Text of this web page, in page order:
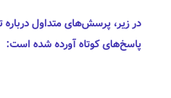
در زیر، پرسش‌های متداول درباره
پاسخ‌های کوتاه آورده شده است: